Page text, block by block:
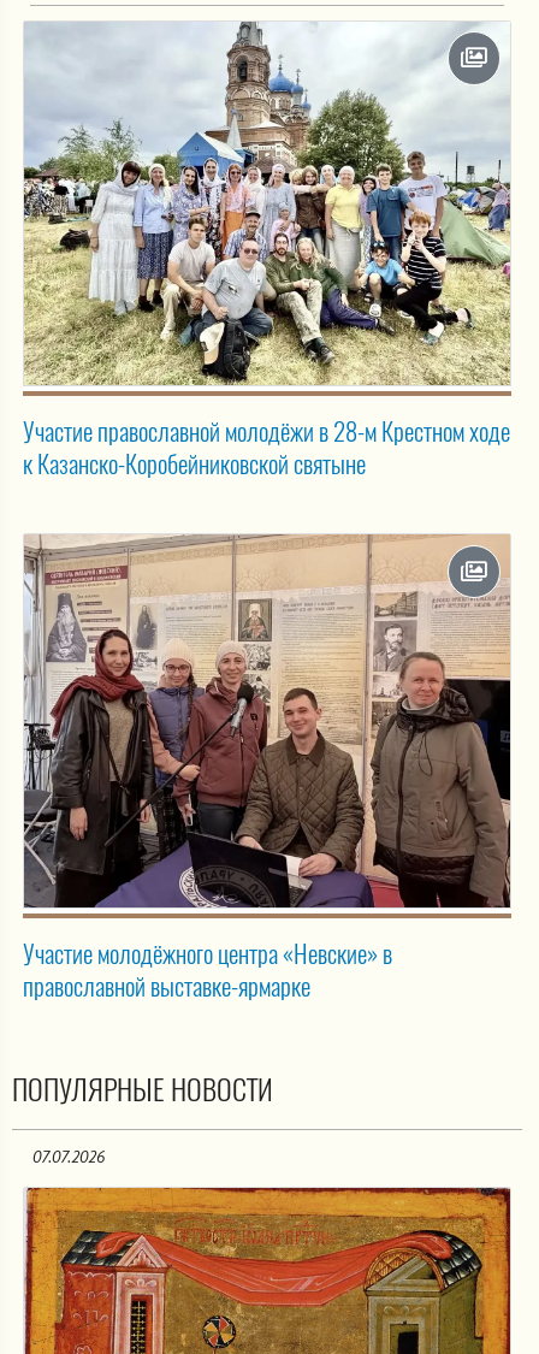
Участие православной молодёжи в 28-м Крестном ходе
к Казанско-Коробейниковской святыне
Участие молодёжного центра «Невские» в
православной выставке-ярмарке
ПОПУЛЯРНЫЕ НОВОСТИ
07.07.2026